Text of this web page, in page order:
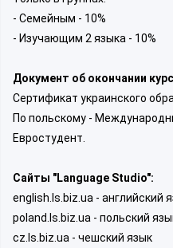
- Семейным - 10%
- Изучающим 2 языка - 10%
Документ об окончании
Сертификат украинского
По польскому -
Евростудент.
Сайты "Language Studio":
english.ls.biz.ua - английский
poland.ls.biz.ua - польский
cz.ls.biz.ua - чешский язык